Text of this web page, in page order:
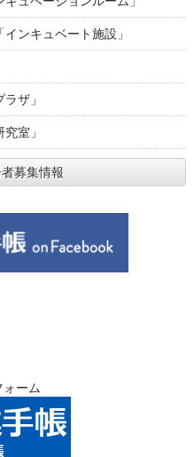
ンキュベート施設」
ザ」
室」
募集情報
ーム